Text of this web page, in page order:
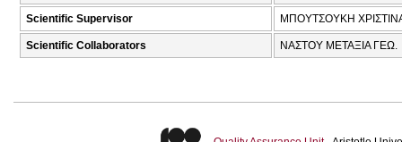
Scientific Supervisor ΜΠΟΥΤΣΟΥΚΗ
Scientific Collaborators ΝΑΣΤΟΥ ΜΕΤΑΞΙΑ ΓΕΩ.